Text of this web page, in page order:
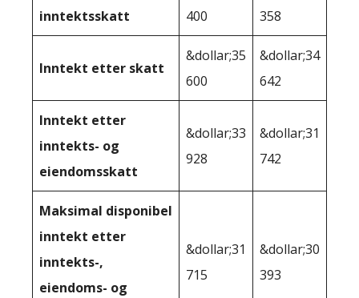
inntektsskatt
400
358
Inntekt etter skatt
&dollar;35
600
&dollar;34
642
Inntekt etter
inntekts- og
eiendomsskatt
&dollar;33
928
&dollar;31
742
Maksimal disponibel
inntekt etter
inntekts-,
eiendoms- og
&dollar;31
715
&dollar;30
393